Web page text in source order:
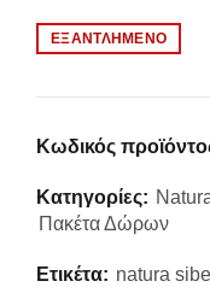
ΕΞΑΝΤΛΗΜΈΝΟ
Κωδικός
Κατηγορίες:
Πακέτα Δώρων
Ετικέτα: natura